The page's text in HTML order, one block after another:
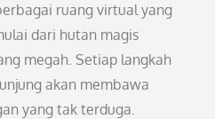
ruang virtual yang
dari hutan magis
megah. Setiap langkah
akan membawa
yang tak terduga.